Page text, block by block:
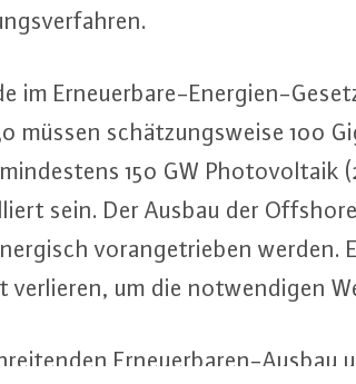
im Er­neu­er­ba­re-En­er­gi­en-
müssen schät­zungs­wei­se 100
150 GW Pho­to­vol­ta­ik
sein. Der Ausbau der
vor­an­ge­trie­ben werden.
verlieren, um die not­wen­di­gen
Er­neu­er­ba­ren-Aus­bau